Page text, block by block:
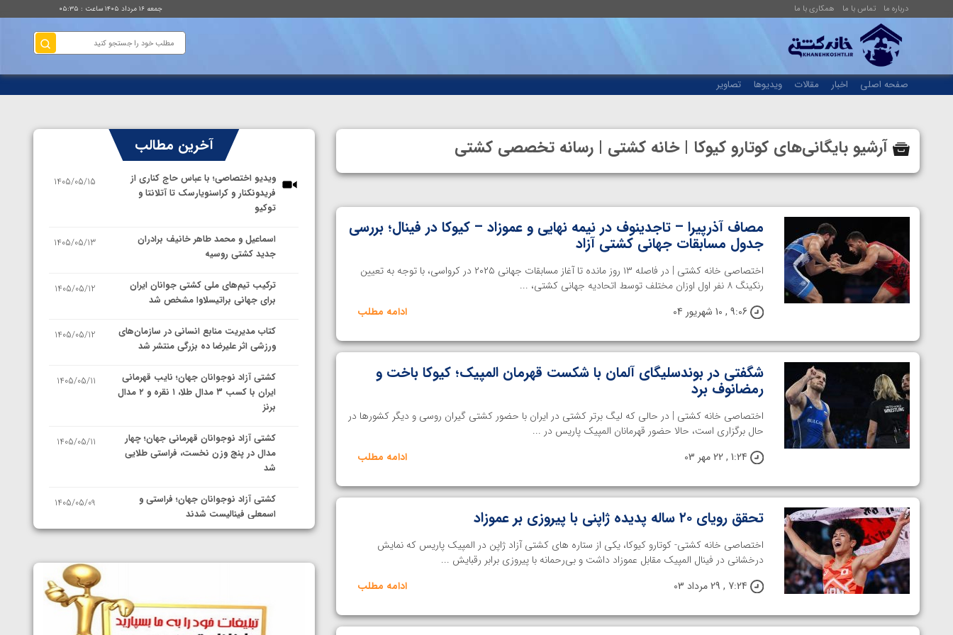
درباره ما تماس با ما همکاری با ما جمعه ۱۶ مرداد ۱۴۰۵ ساعت : ۰۵:۳۵
صفحه اصلی اخبار مقالات ویدیوها تصاویر
آرشیو بایگانی‌های کوتارو کیوکا | خانه کشتی | رسانه تخصصی کشتی
مصاف آذرپیرا – تاجدینوف در نیمه نهایی و عموزاد – کیوکا در فینال؛ بررسی
جدول مسابقات جهانی کشتی آزاد
اختصاصی خانه کشتی | در فاصله ۱۳ روز مانده تا آغاز مسابقات جهانی ۲۰۲۵ در کرواسی، با توجه به تعیین
رنکینگ ۸ نفر اول اوزان مختلف توسط اتحادیه جهانی کشتی، ...
9:06 , 10 شهریور 04
ادامه مطلب
شگفتی در بوندسلیگای آلمان با شکست قهرمان المپیک؛ کیوکا باخت و
رمضانوف برد
اختصاصی خانه کشتی | در حالی که لیگ برتر کشتی در ایران با حضور کشتی گیران روسی و دیگر کشورها در
حال برگزاری است، حالا حضور قهرمانان المپیک پاریس در ...
1:24 , 22 مهر 03
ادامه مطلب
تحقق رویای ۲۰ ساله پدیده ژاپنی با پیروزی بر عموزاد
اختصاصی خانه کشتی- کوتارو کیوکا، یکی از ستاره های کشتی آزاد ژاپن در المپیک پاریس که نمایش
درخشانی در فینال المپیک مقابل عموزاد داشت و بی‌رحمانه با پیروزی برابر رقبایش ...
7:24 , 29 مرداد 03
ادامه مطلب
آخرین مطالب
ویدیو اختصاصی؛ با عباس حاج کناری از
فریدونکنار و کراسنویارسک تا آتلانتا و
توکیو
1405/05/15
اسماعیل و محمد طاهر خانیف برادران
جدید کشتی روسیه
1405/05/13
ترکیب تیم‌های ملی کشتی جوانان ایران
برای جهانی براتیسلاوا مشخص شد
1405/05/12
کتاب مدیریت منابع انسانی در سازمان‌های
ورزشی اثر علیرضا ده بزرگی منتشر شد
1405/05/12
کشتی آزاد نوجوانان جهان؛ نایب قهرمانی
ایران با کسب ۳ مدال طلا، ۱ نقره و ۲ مدال
برنز
1405/05/11
کشتی آزاد نوجوانان قهرمانی جهان؛ چهار
مدال در پنج وزن نخست، فراستی طلایی
شد
1405/05/11
کشتی آزاد نوجوانان جهان؛ فراستی و
اسمعلی فینالیست شدند
1405/05/09
نمایندگان ایران مشخص شدند
سوم برای ایران
1405/05/07